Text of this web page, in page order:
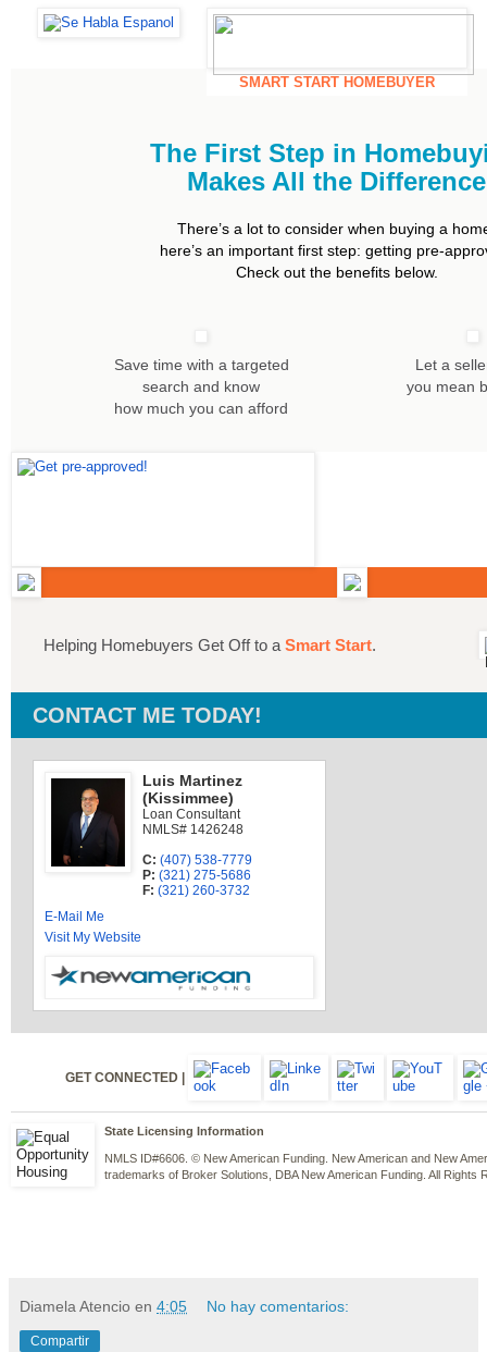
SMART START HOMEBUYER
The First Step in
Makes All the Difference
There’s a lot to consider when buying a
here’s an important first step: getting pre-
Check out the benefits below.
Save time with a targeted
search and know
how much you can afford
Let a
you mean
Helping Homebuyers Get Off to a Smart Start.
CONTACT ME TODAY!
Luis Martinez
(Kissimmee)
Loan Consultant
NMLS# 1426248
C: (407) 538-7779
P: (321) 275-5686
F: (321) 260-3732
E-Mail Me
Visit My Website
GET CONNECTED |
State Licensing Information
NMLS ID#6606. © New American Funding. New American and New
trademarks of Broker Solutions, DBA New American Funding. All Rights
Diamela Atencio en 4:05 No hay comentarios:
Compartir